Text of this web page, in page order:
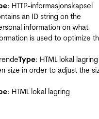
: HTTP-informasjonskapsel
an ID string on the
information on what
is used to optimize
Type: HTML lokal lagring
size in order to adjust the
: HTML lokal lagring